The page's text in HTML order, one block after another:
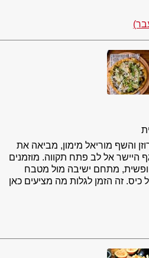
והשף מוריאל מימון, מביאה את
היישר אל לב פתח תקווה. מוזמנים
מתחם ישיבה מול מטבח
כיס. זה הזמן לגלות מה מציעים כאן